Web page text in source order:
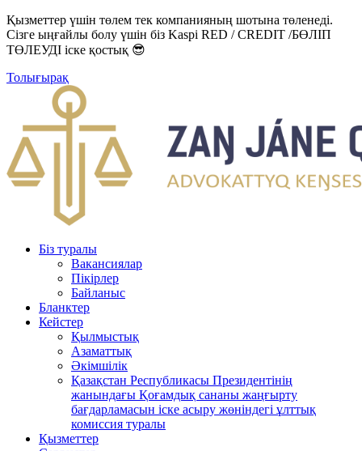
Қызметтер үшін төлем тек компанияның шотына төленеді.
Сізге ыңғайлы болу үшін біз Kaspi RED / CREDIT /БӨЛІП
ТӨЛЕУДІ іске қостық 😎
Толығырақ
Біз туралы
Вакансиялар
Пікірлер
Байланыс
Бланктер
Кейстер
Қылмыстық
Азаматтық
Әкімшілік
Қазақстан Республикасы Президентінің
жанындағы Қоғамдық сананы жаңғырту
бағдарламасын іске асыру жөніндегі ұлттық
комиссия туралы
Қызметтер